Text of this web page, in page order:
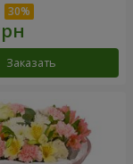
Заказать